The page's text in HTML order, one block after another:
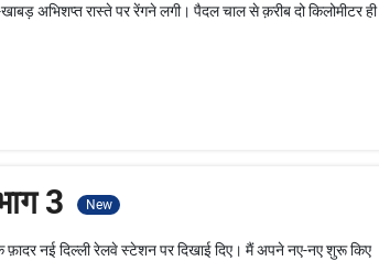
अभिशप्त रास्ते पर रेंगने लगी। पैदल चाल से क़रीब दो किलोमीटर ही
3 New
नई दिल्ली रेलवे स्टेशन पर दिखाई दिए। मैं अपने नए-नए शुरू किए